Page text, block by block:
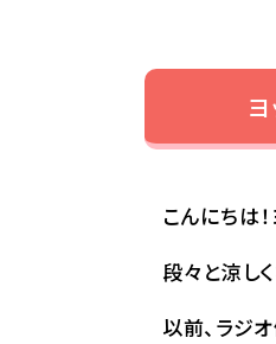
こんにちは
段々と涼し
以前、ラジ